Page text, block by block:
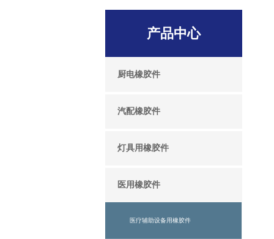
产品中心
厨电橡胶件
汽配橡胶件
灯具用橡胶件
医用橡胶件
医疗辅助设备用橡胶件